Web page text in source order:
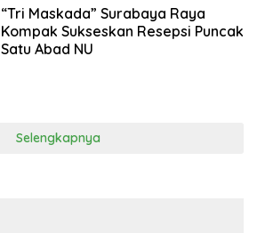
“Tri Maskada” Surabaya Raya
Kompak Sukseskan Resepsi Puncak
Satu Abad NU
Selengkapnya